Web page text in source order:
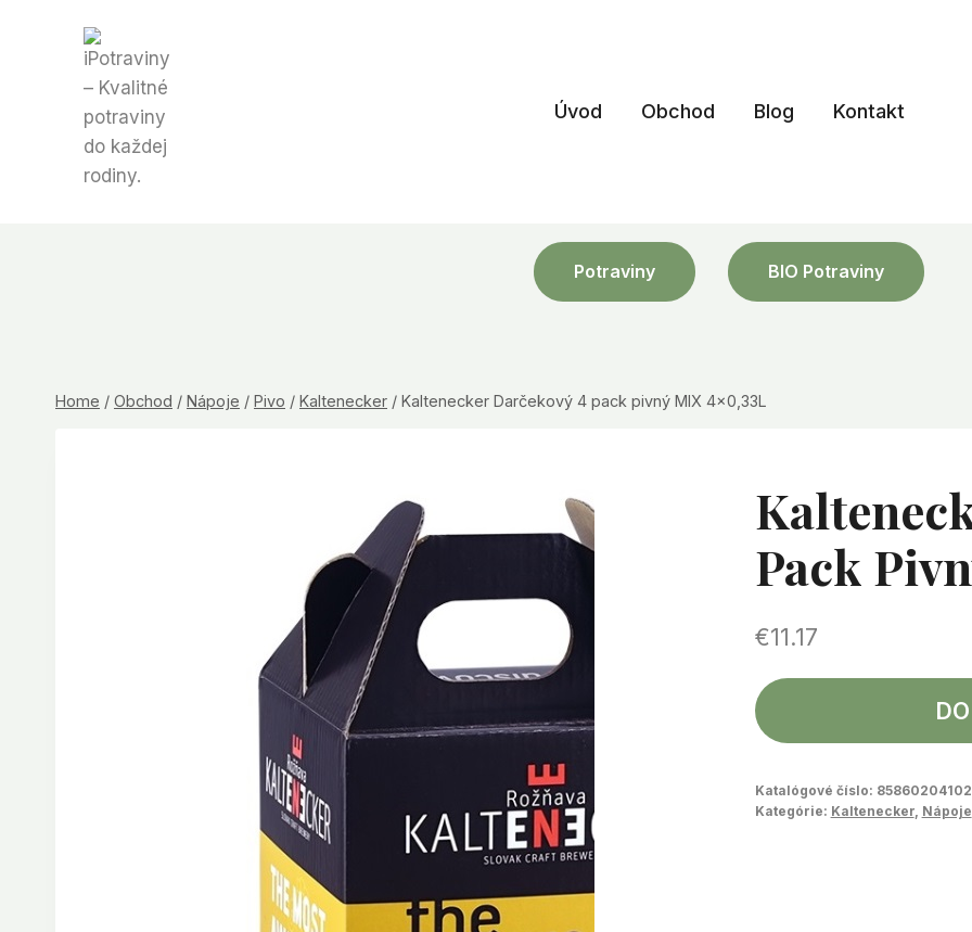
Úvod Obchod Blog Kontakt
Potraviny BIO Potraviny
Home / Obchod / Nápoje / Pivo / Kaltenecker / Kaltenecker Darčekový 4 pack pivný MIX 4×0,33L
Pack
€11.17
Katalógové číslo:
Kategórie: Kaltenecker, Nápoje